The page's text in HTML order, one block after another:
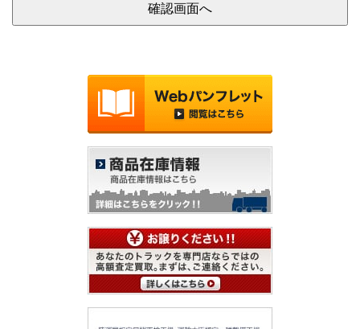
確認画面へ